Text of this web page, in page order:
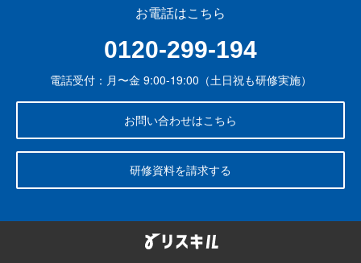
お電話はこちら
0120-299-194
電話受付：月〜金 9:00-19:00（土日祝も研修実施）
お問い合わせはこちら
研修資料を請求する